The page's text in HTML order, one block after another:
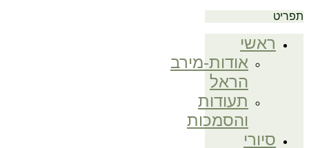
ראשי
אודות-מירב
הראל
תעודות
והסמכות
סיורי